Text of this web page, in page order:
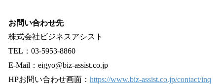
お問い合わせ先
株式会社ビジネスアシスト
TEL：03-5953-8860
E-Mail：eigyo@biz-assist.co.jp
HPお問い合わせ画面： https://www.biz-assist.co.jp/contact/inq